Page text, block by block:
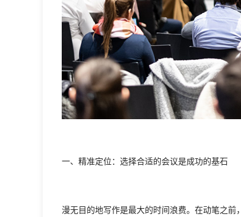
一、精准定位：选择合适的会议是成功的基石
漫无目的地写作是最大的时间浪费。在动笔之